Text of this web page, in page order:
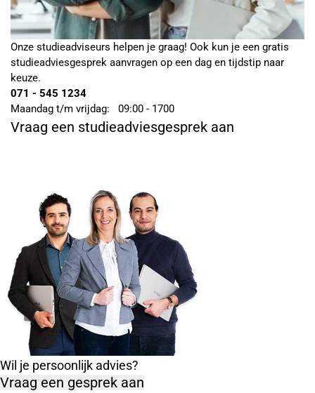
Onze studieadviseurs helpen je graag! Ook kun je een gratis
studieadviesgesprek aanvragen op een dag en tijdstip naar
keuze.
071 - 545 1234
Maandag t/m vrijdag: 09:00 - 1700
Vraag een studieadviesgesprek aan
Wil je persoonlijk advies?
Vraag een gesprek aan